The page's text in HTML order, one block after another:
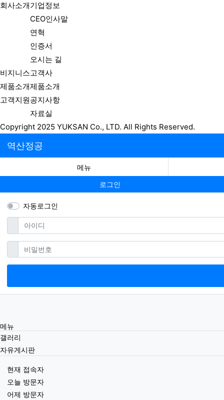
회사소개기업정보
CEO인사말
연혁
인증서
오시는 길
비지니스고객사
제품소개제품소개
고객지원공지사항
자료실
Copyright 2025 YUKSAN Co., LTD. All Rights Reserved.
역산정공
메뉴
로그인
자동로그인
아이디필수
비밀번호필수
메뉴
갤러리
자유게시판
현재 접속자
오늘 방문자
어제 방문자